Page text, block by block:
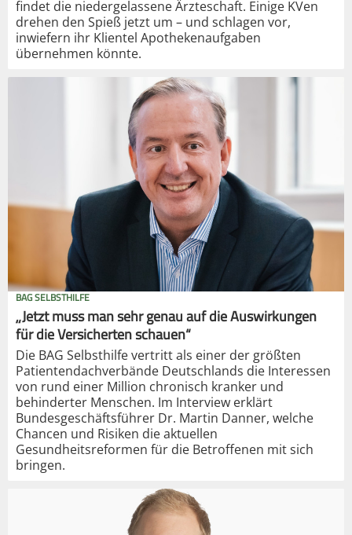
findet die niedergelassene Ärzteschaft. Einige KVen
drehen den Spieß jetzt um – und schlagen vor,
inwiefern ihr Klientel Apothekenaufgaben
übernehmen könnte.
BAG SELBSTHILFE
„Jetzt muss man sehr genau auf die Auswirkungen
für die Versicherten schauen“
Die BAG Selbsthilfe vertritt als einer der größten
Patientendachverbände Deutschlands die Interessen
von rund einer Million chronisch kranker und
behinderter Menschen. Im Interview erklärt
Bundesgeschäftsführer Dr. Martin Danner, welche
Chancen und Risiken die aktuellen
Gesundheitsreformen für die Betroffenen mit sich
bringen.